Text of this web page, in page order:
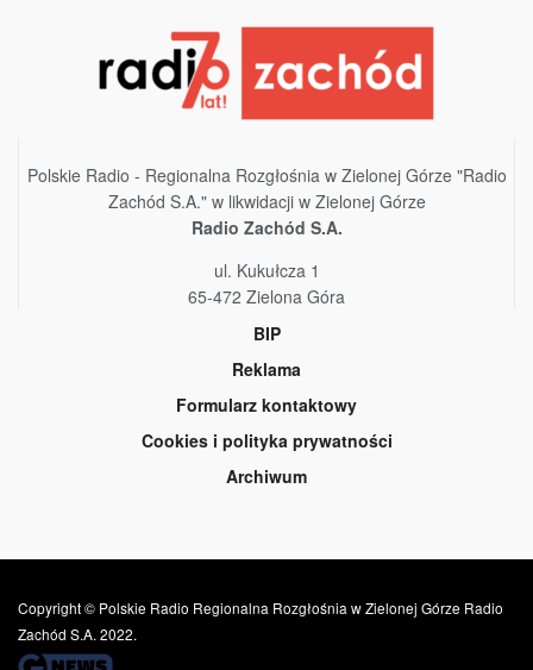
Polskie Radio - Regionalna Rozgłośnia w Zielonej Górze "Radio
Zachód S.A." w likwidacji w Zielonej Górze
Radio Zachód S.A.
ul. Kukułcza 1
65-472 Zielona Góra
BIP
Reklama
Formularz kontaktowy
Cookies i polityka prywatności
Archiwum
Copyright © Polskie Radio Regionalna Rozgłośnia w Zielonej Górze Radio
Zachód S.A. 2022.